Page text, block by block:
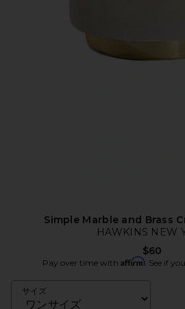
Simple Marble and Brass
HAWKINS NEW
$60
Pay over time with Affirm. See if
サイズ